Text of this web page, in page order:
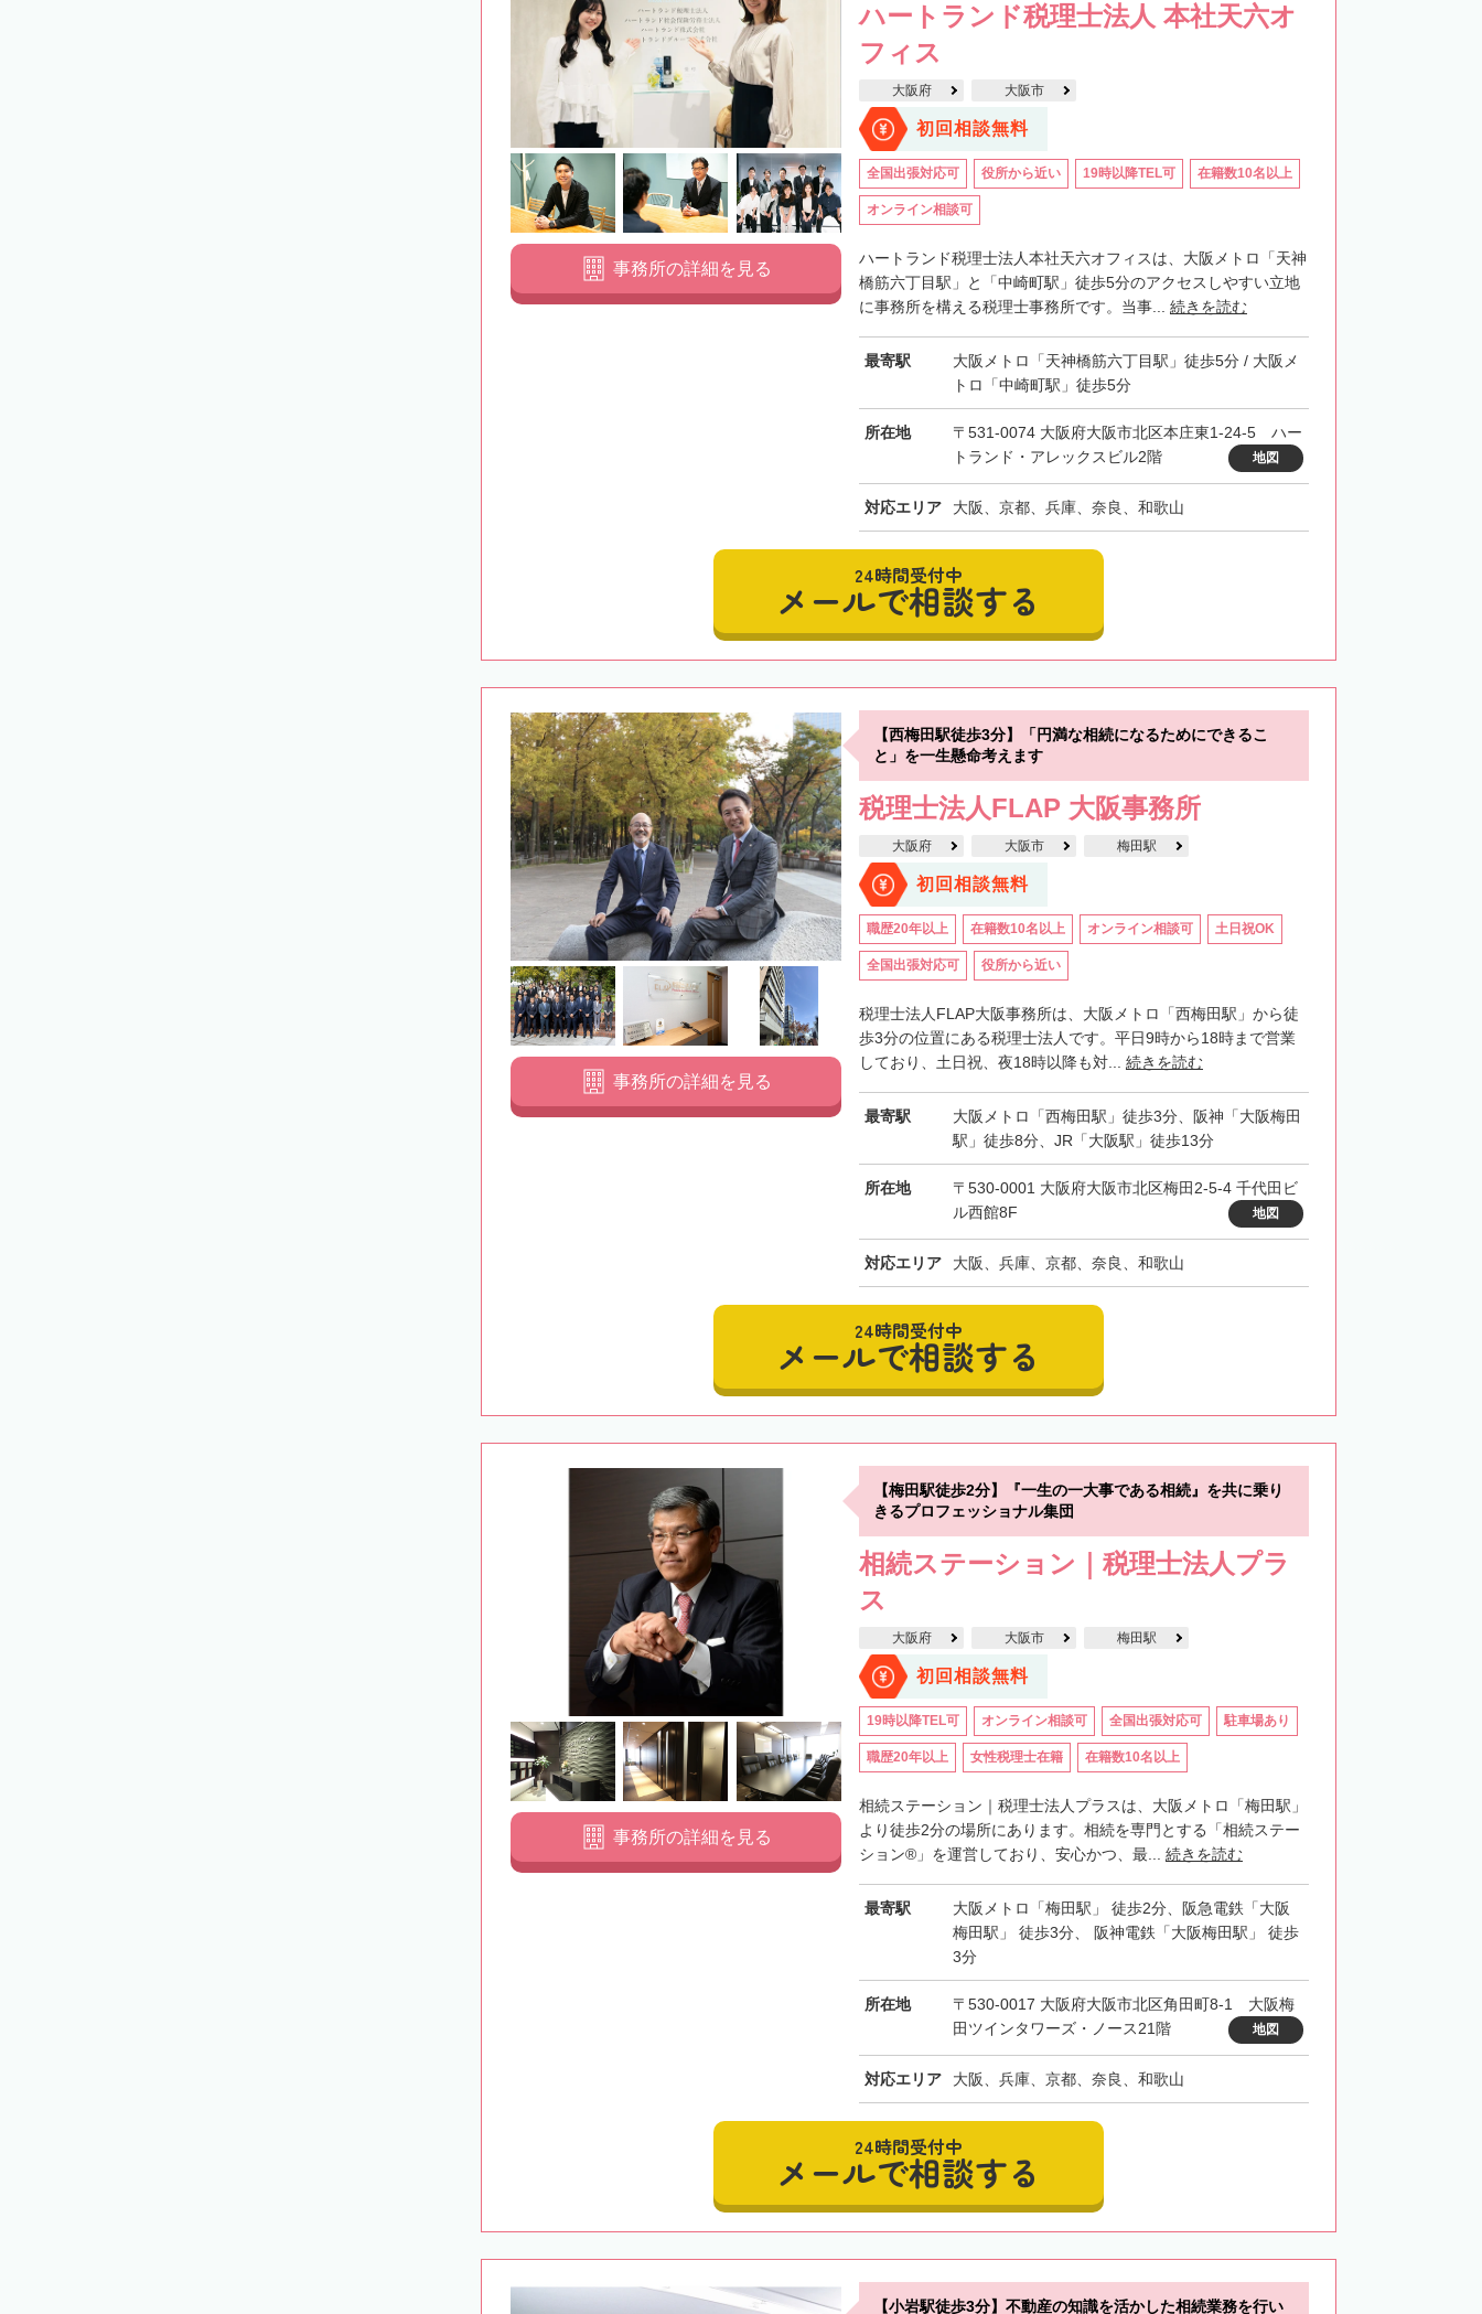
ハートランド税理士法人 本社天六オ
フィス
大阪府 大阪市
初回相談無料
全国出張対応可 役所から近い 19時以降TEL可 在籍数10名以上
オンライン相談可
ハートランド税理士法人本社天六オフィスは、大阪メトロ「天神
橋筋六丁目駅」と「中崎町駅」徒歩5分のアクセスしやすい立地
に事務所を構える税理士事務所です。当事... 続きを読む
最寄駅
大阪メトロ「天神橋筋六丁目駅」徒歩5分 / 大阪メ
トロ「中崎町駅」徒歩5分
所在地
〒531-0074 大阪府大阪市北区本庄東1-24-5 ハー
トランド・アレックスビル2階
地図
対応エリア 大阪、京都、兵庫、奈良、和歌山
事務所の詳細を見る
24時間受付中
メールで相談する
【西梅田駅徒歩3分】「円満な相続になるためにできるこ
と」を一生懸命考えます
税理士法人FLAP 大阪事務所
大阪府 大阪市 梅田駅
初回相談無料
職歴20年以上 在籍数10名以上 オンライン相談可 土日祝OK
全国出張対応可 役所から近い
税理士法人FLAP大阪事務所は、大阪メトロ「西梅田駅」から徒
歩3分の位置にある税理士法人です。平日9時から18時まで営業
しており、土日祝、夜18時以降も対... 続きを読む
最寄駅
大阪メトロ「西梅田駅」徒歩3分、阪神「大阪梅田
駅」徒歩8分、JR「大阪駅」徒歩13分
所在地
〒530-0001 大阪府大阪市北区梅田2-5-4 千代田ビ
ル西館8F
地図
対応エリア 大阪、兵庫、京都、奈良、和歌山
事務所の詳細を見る
24時間受付中
メールで相談する
【梅田駅徒歩2分】『一生の一大事である相続』を共に乗り
きるプロフェッショナル集団
相続ステーション｜税理士法人プラ
ス
大阪府 大阪市 梅田駅
初回相談無料
19時以降TEL可 オンライン相談可 全国出張対応可 駐車場あり
職歴20年以上 女性税理士在籍 在籍数10名以上
相続ステーション｜税理士法人プラスは、大阪メトロ「梅田駅」
より徒歩2分の場所にあります。相続を専門とする「相続ステー
ション®」を運営しており、安心かつ、最... 続きを読む
最寄駅
大阪メトロ「梅田駅」 徒歩2分、阪急電鉄「大阪
梅田駅」 徒歩3分、 阪神電鉄「大阪梅田駅」 徒歩
3分
所在地
〒530-0017 大阪府大阪市北区角田町8-1 大阪梅
田ツインタワーズ・ノース21階
地図
対応エリア 大阪、兵庫、京都、奈良、和歌山
事務所の詳細を見る
24時間受付中
メールで相談する
【小岩駅徒歩3分】不動産の知識を活かした相続業務を行い